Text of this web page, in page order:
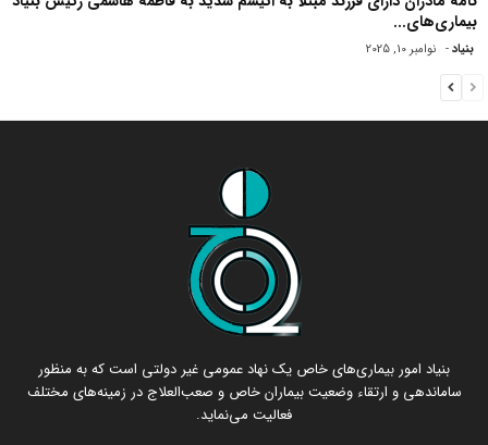
بیماری‌های...
بنیاد- نوامبر 10, 2025
بنیاد امور بیماری‌های خاص یک نهاد عمومی غیر دولتی است که به منظور
ساماندهی و ارتقاء وضعیت بیماران خاص و صعب‌العلاج در زمینه‌های مختلف
فعالیت می‌نماید.